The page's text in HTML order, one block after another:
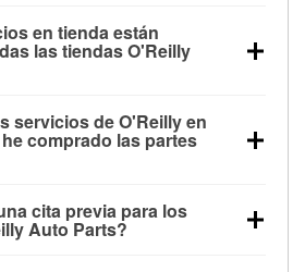
en tienda están
las tiendas O'Reilly
pruebas de alternador y
de la luz “Check Engine”
e instalación de
están disponibles en
Auto Parts. La tienda
servicios de O'Reilly en
comprado las partes
que estén disponibles en la
GA aunque hayas
cita previa para los
Auto Parts?